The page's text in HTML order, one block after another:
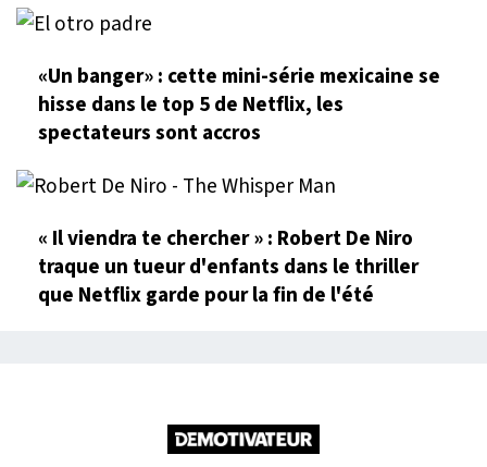
«Un banger» : cette mini-série mexicaine se
hisse dans le top 5 de Netflix, les
spectateurs sont accros
« Il viendra te chercher » : Robert De Niro
traque un tueur d'enfants dans le thriller
que Netflix garde pour la fin de l'été